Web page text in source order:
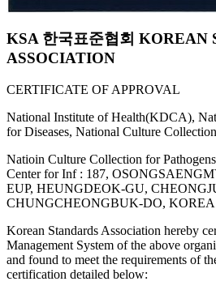
KSA 한국표준협회 KOREAN
ASSOCIATION
CERTIFICATE OF APPROVAL
National Institute of Health(KDCA),
for Diseases, National Culture
Natioin Culture Collection for
Center for Inf : 187,
EUP, HEUNGDEOK-GU,
CHUNGCHEONGBUK-DO, KOREA
Korean Standards Association hereby
Management System of the above
and found to meet the requirements of
certification detailed below: